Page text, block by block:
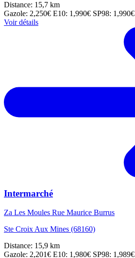
Distance: 15,7 km
Gazole: 2,250€ E10: 1,990€ SP98: 1,990€
Voir détails
Intermarché
Za Les Moules Rue Maurice Burrus
Ste Croix Aux Mines (68160)
Distance: 15,9 km
Gazole: 2,201€ E10: 1,980€ SP98: 1,989€